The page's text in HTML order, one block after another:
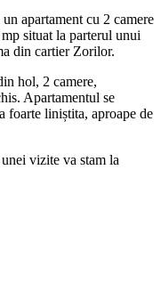
apartament cu 2 camere
situat la parterul unui
din cartier Zorilor.
hol, 2 camere,
Apartamentul se
foarte liniștita, aproape de
vizite va stam la